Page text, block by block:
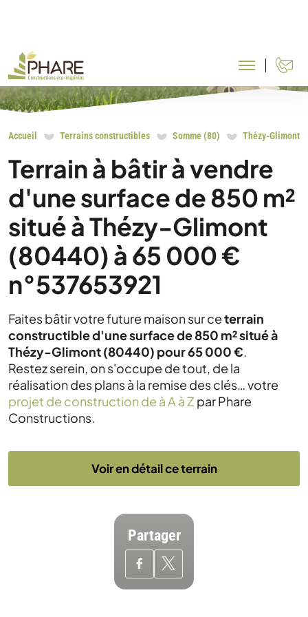
Terrain à bâtir à vendre
d'une surface de 850 m²
situé à Thézy-Glimont
(80440) à 65 000 €
n°537653921
Faites bâtir votre future maison sur ce
terrain
constructible d'une surface de 850 m² situé à
Thézy-Glimont (80440) pour 65 000 €.
Restez serein, on s'occupe de tout, de la
réalisation des plans à la remise des clés… votre
projet de construction de à A à Zpar Phare
Constructions.
Voir en détail ce terrain
Partager